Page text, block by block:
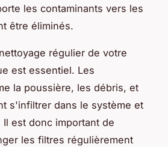
les contaminants vers les
être éliminés.
régulier de votre
est essentiel. Les
la poussière, les débris, et
s'infiltrer dans le système et
est donc important de
les filtres régulièrement